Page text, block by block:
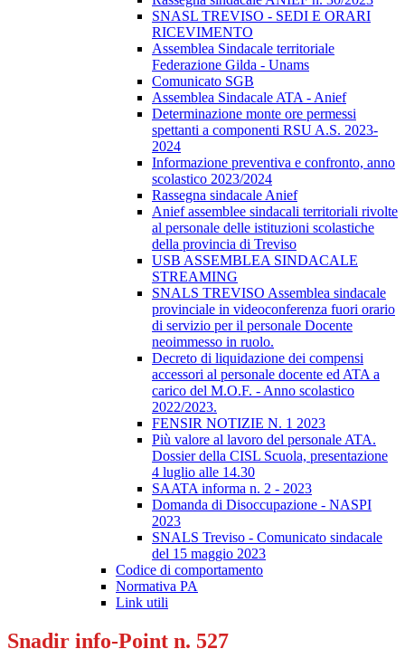
SNASL TREVISO - SEDI E ORARI
RICEVIMENTO
Assemblea Sindacale territoriale
Federazione Gilda - Unams
Comunicato SGB
Assemblea Sindacale ATA - Anief
Determinazione monte ore permessi
spettanti a componenti RSU A.S. 2023-
2024
Informazione preventiva e confronto, anno
scolastico 2023/2024
Rassegna sindacale Anief
Anief assemblee sindacali territoriali rivolte
al personale delle istituzioni scolastiche
della provincia di Treviso
USB ASSEMBLEA SINDACALE
STREAMING
SNALS TREVISO Assemblea sindacale
provinciale in videoconferenza fuori orario
di servizio per il personale Docente
neoimmesso in ruolo.
Decreto di liquidazione dei compensi
accessori al personale docente ed ATA a
carico del M.O.F. - Anno scolastico
2022/2023.
FENSIR NOTIZIE N. 1 2023
Più valore al lavoro del personale ATA.
Dossier della CISL Scuola, presentazione
4 luglio alle 14.30
SAATA informa n. 2 - 2023
Domanda di Disoccupazione - NASPI
2023
SNALS Treviso - Comunicato sindacale
del 15 maggio 2023
Codice di comportamento
Normativa PA
Link utili
Snadir info-Point n. 527